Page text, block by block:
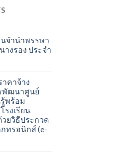
นจำนำพรรษา
างรอง ประจำ
คาจ้าง
พัฒนาศูนย์
พร้อม
งเรียน
วยวิธีประกวด
กทรอนิกส์ (e-